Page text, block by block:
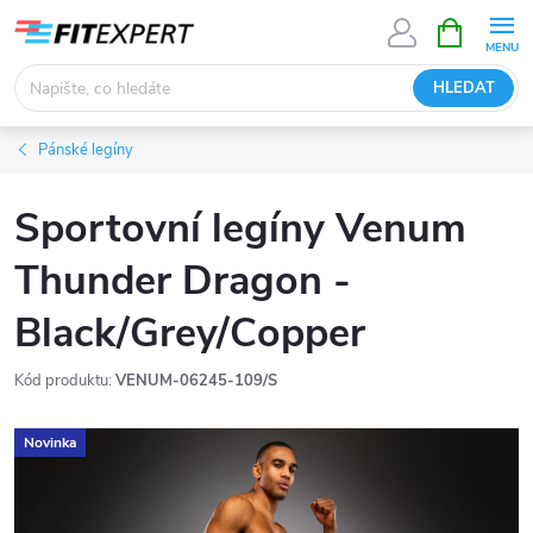
obsah
HLEDAT
NÁKUPNÍ
KOŠÍK
Pánské legíny
Sportovní legíny Venum
Thunder Dragon -
Black/Grey/Copper
Kód produktu: VENUM-06245-109/S
Novinka